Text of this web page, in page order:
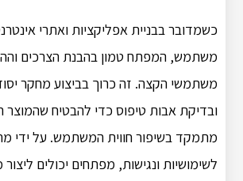
כשמדובר בבניית אפליקציות ואתרי
משתמש, המפתח טמון בהבנת הצרכים
משתמשי הקצה. זה כרוך בביצוע מחקר
ובדיקת אבות טיפוס כדי להבטיח שהמוצר
מתמקד בשיפור חווית המשתמש. על ידי
לשימושיות ונגישות, מפתחים יכולים